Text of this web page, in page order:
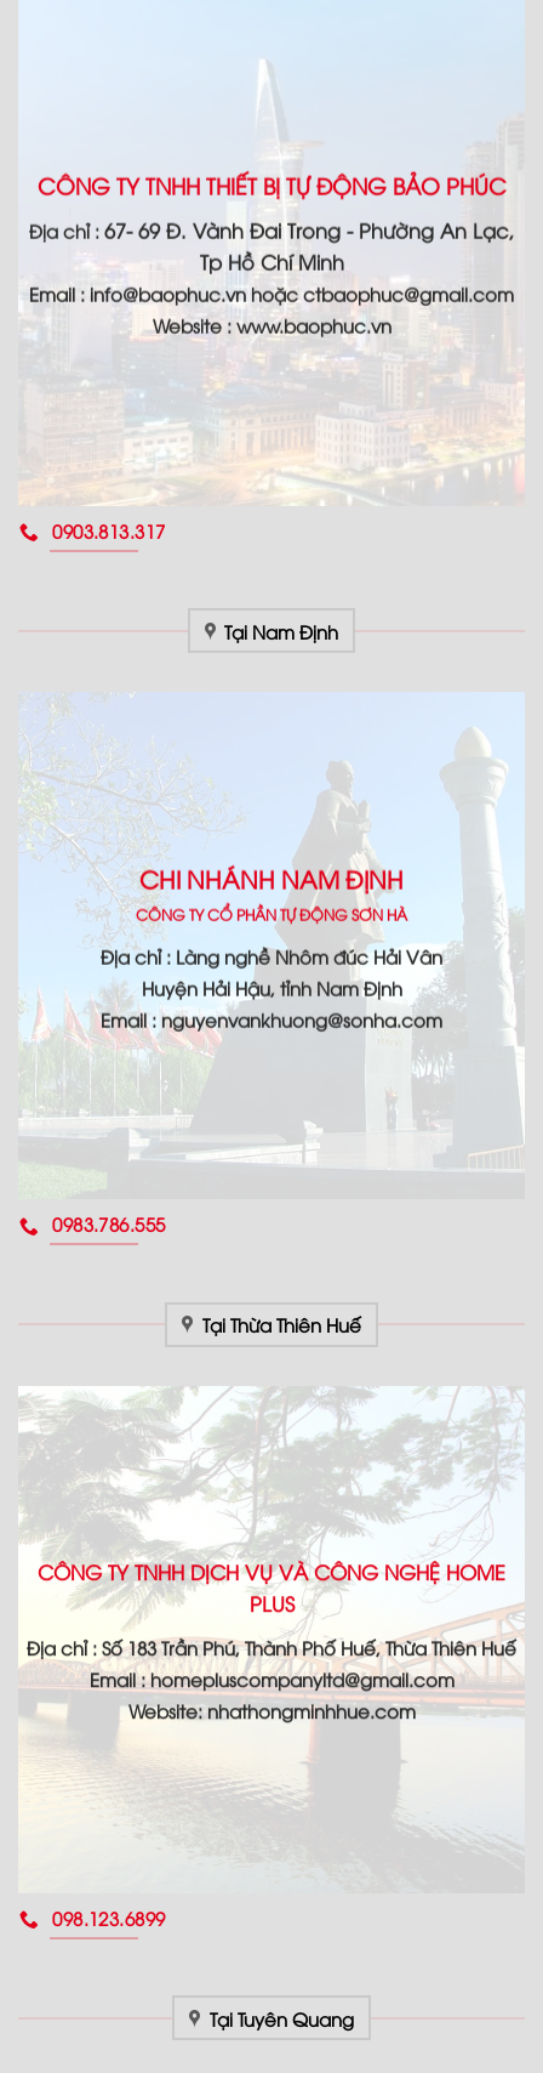
CÔNG TY TNHH THIẾT BỊ TỰ ĐỘNG BẢO PHÚC
Địa chỉ : 67- 69 Đ. Vành Đai Trong - Phường An Lạc,
Tp Hồ Chí Minh
Email : info@baophuc.vn hoặc ctbaophuc@gmail.com
Website : www.baophuc.vn
0903.813.317
Tại Nam Định
CHI NHÁNH NAM ĐỊNH
CÔNG TY CỔ PHẦN TỰ ĐỘNG SƠN HÀ
Địa chỉ : Làng nghề Nhôm đúc Hải Vân
Huyện Hải Hậu, tỉnh Nam Định
Email : nguyenvankhuong@sonha.com
0983.786.555
Tại Thừa Thiên Huế
CÔNG TY TNHH DỊCH VỤ VÀ CÔNG NGHỆ HOME
PLUS
Địa chỉ : Số 183 Trần Phú, Thành Phố Huế, Thừa Thiên Huế
Email : homepluscompanyltd@gmail.com
Website: nhathongminhhue.com
098.123.6899
Tại Tuyên Quang